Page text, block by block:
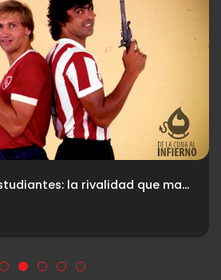
Independiente y Estudiantes: la rivalidad que marcó una época